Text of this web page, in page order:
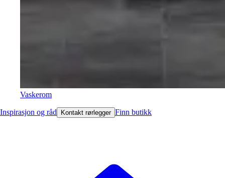
Vaskerom
Inspirasjon og råd Kontakt rørlegger Finn butikk